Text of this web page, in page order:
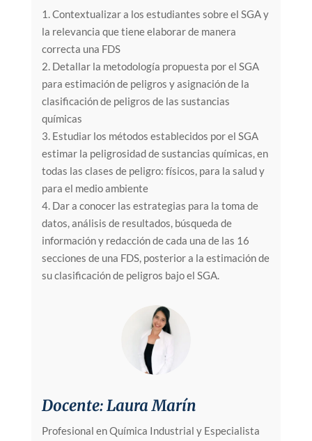
1. Contextualizar a los estudiantes sobre el SGA y
la relevancia que tiene elaborar de manera
correcta una FDS
2. Detallar la metodología propuesta por el SGA
para estimación de peligros y asignación de la
clasificación de peligros de las sustancias
químicas
3. Estudiar los métodos establecidos por el SGA
estimar la peligrosidad de sustancias químicas, en
todas las clases de peligro: físicos, para la salud y
para el medio ambiente
4. Dar a conocer las estrategias para la toma de
datos, análisis de resultados, búsqueda de
información y redacción de cada una de las 16
secciones de una FDS, posterior a la estimación de
su clasificación de peligros bajo el SGA.
Docente: Laura Marín
Profesional en Química Industrial y Especialista